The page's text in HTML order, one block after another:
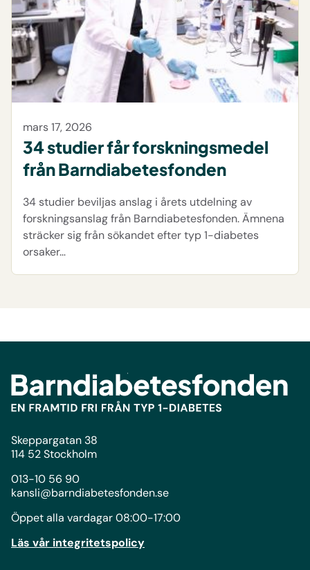
mars 17, 2026
34 studier får forskningsmedel
från Barndiabetesfonden
34 studier beviljas anslag i årets utdelning av
forskningsanslag från Barndiabetesfonden. Ämnena
sträcker sig från sökandet efter typ 1-diabetes
orsaker…
Skeppargatan 38
114 52 Stockholm
013-10 56 90
kansli@barndiabetesfonden.se
Öppet alla vardagar 08:00-17:00
Läs vår integritetspolicy